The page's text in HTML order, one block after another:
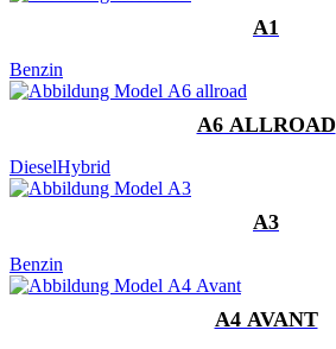
A1
Benzin
A6 ALLROAD
DieselHybrid
A3
Benzin
A4 AVANT